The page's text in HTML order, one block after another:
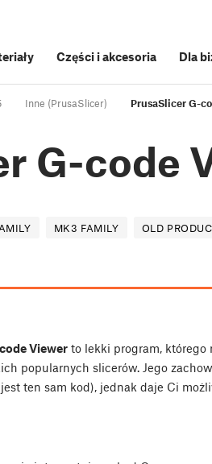
Części i akcesoria Dla
Inne (PrusaSlicer) PrusaSlicer G-
G-code
MK3 FAMILY OLD
Viewer to lekki program, którego
popularnych slicerów. Jego
ten sam kod), jednak daje Ci